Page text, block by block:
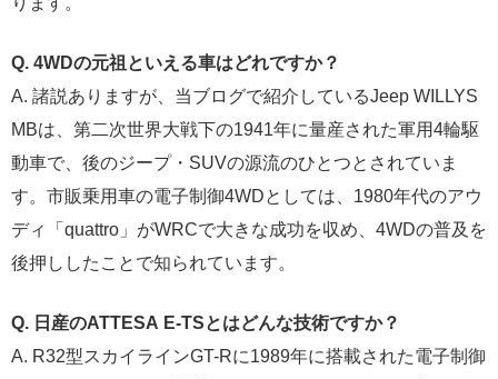
Q. 4WDの元祖といえる車はどれですか？
A. 諸説ありますが、当ブログで紹介しているJeep WILLYS
MBは、第二次世界大戦下の1941年に量産された軍用4輪駆
動車で、後のジープ・SUVの源流のひとつとされていま
す。市販乗用車の電子制御4WDとしては、1980年代のアウ
ディ「quattro」がWRCで大きな成功を収め、4WDの普及を
後押ししたことで知られています。
Q. 日産のATTESA E-TSとはどんな技術ですか？
A. R32型スカイラインGT-Rに1989年に搭載された電子制御